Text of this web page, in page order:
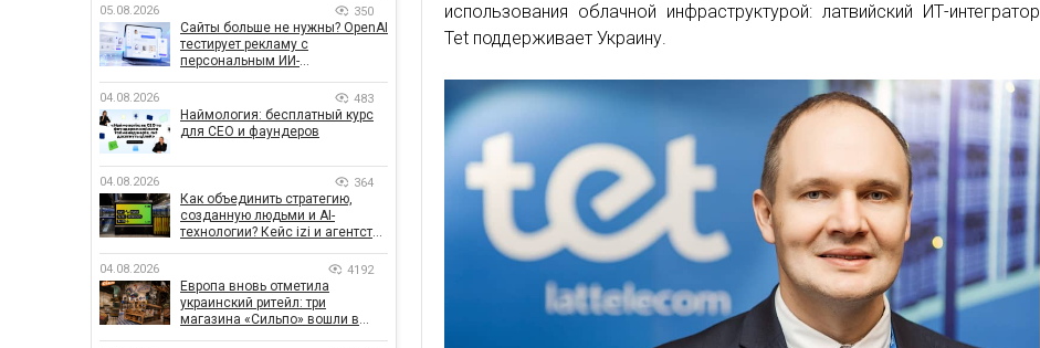
использования облачной инфраструктурой: латвийский ИТ-интегратор
Tet поддерживает Украину.
05.08.2026 350
Сайты больше не нужны? OpenAI
тестирует рекламу с
персональным ИИ-
04.08.2026 483
Наймология: бесплатный курс
для CEO и фаундеров
04.08.2026 364
Как объединить стратегию,
созданную людьми и AI-
технологии? Кейс izi и агентства
04.08.2026 4192
Европа вновь отметила
украинский ритейл: три
магазина «Сильпо» вошли в